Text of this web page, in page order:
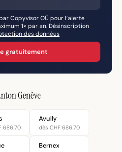
Copyvisor OÜ pour l’alerte
1× par an. Désinscription
des données
gratuitement
Genève
686.70
Avully
dès CHF 686.70
Bernex